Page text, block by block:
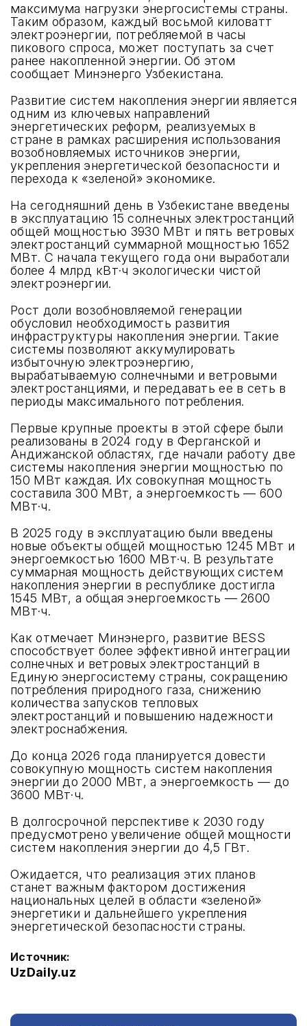
максимума нагрузки энергосистемы страны.
Таким образом, каждый восьмой киловатт
электроэнергии, потребляемой в часы
пикового спроса, может поступать за счет
ранее накопленной энергии. Об этом
сообщает Минэнерго Узбекистана.
Развитие систем накопления энергии является
одним из ключевых направлений
энергетических реформ, реализуемых в
стране в рамках расширения использования
возобновляемых источников энергии,
укрепления энергетической безопасности и
перехода к «зеленой» экономике.
На сегодняшний день в Узбекистане введены
в эксплуатацию 15 солнечных электростанций
общей мощностью 3930 МВт и пять ветровых
электростанций суммарной мощностью 1652
МВт. С начала текущего года они выработали
более 4 млрд кВт·ч экологически чистой
электроэнергии.
Рост доли возобновляемой генерации
обусловил необходимость развития
инфраструктуры накопления энергии. Такие
системы позволяют аккумулировать
избыточную электроэнергию,
вырабатываемую солнечными и ветровыми
электростанциями, и передавать ее в сеть в
периоды максимального потребления.
Первые крупные проекты в этой сфере были
реализованы в 2024 году в Ферганской и
Андижанской областях, где начали работу две
системы накопления энергии мощностью по
150 МВт каждая. Их совокупная мощность
составила 300 МВт, а энергоемкость — 600
МВт·ч.
В 2025 году в эксплуатацию были введены
новые объекты общей мощностью 1245 МВт и
энергоемкостью 1600 МВт·ч. В результате
суммарная мощность действующих систем
накопления энергии в республике достигла
1545 МВт, а общая энергоемкость — 2600
МВт·ч.
Как отмечает Минэнерго, развитие BESS
способствует более эффективной интеграции
солнечных и ветровых электростанций в
Единую энергосистему страны, сокращению
потребления природного газа, снижению
количества запусков тепловых
электростанций и повышению надежности
электроснабжения.
До конца 2026 года планируется довести
совокупную мощность систем накопления
энергии до 2000 МВт, а энергоемкость — до
3600 МВт·ч.
В долгосрочной перспективе к 2030 году
предусмотрено увеличение общей мощности
систем накопления энергии до 4,5 ГВт.
Ожидается, что реализация этих планов
станет важным фактором достижения
национальных целей в области «зеленой»
энергетики и дальнейшего укрепления
энергетической безопасности страны.
Источник:
UzDaily.uz